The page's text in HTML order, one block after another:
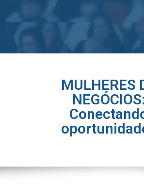
MULHERES
NEGÓCIOS: